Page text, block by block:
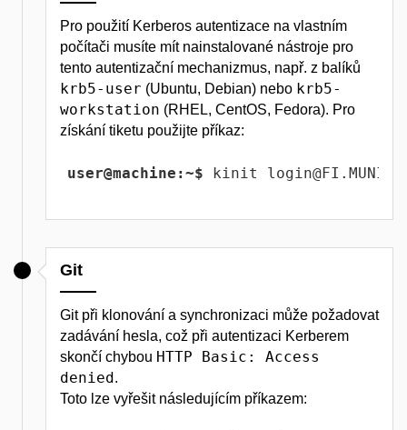
Pro použití Kerberos autentizace na vlastním
počítači musíte mít nainstalované nástroje pro
tento autentizační mechanizmus, např. z balíků
krb5-user (Ubuntu, Debian) nebo krb5-
workstation (RHEL, CentOS, Fedora). Pro
získání tiketu použijte příkaz:
user@machine:~$ kinit
Git
Git při klonování a synchronizaci může požadovat
zadávání hesla, což při autentizaci Kerberem
skončí chybou HTTP Basic: Access
denied.
Toto lze vyřešit následujícím příkazem: